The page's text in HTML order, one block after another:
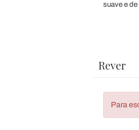
suave e
Rever
Para